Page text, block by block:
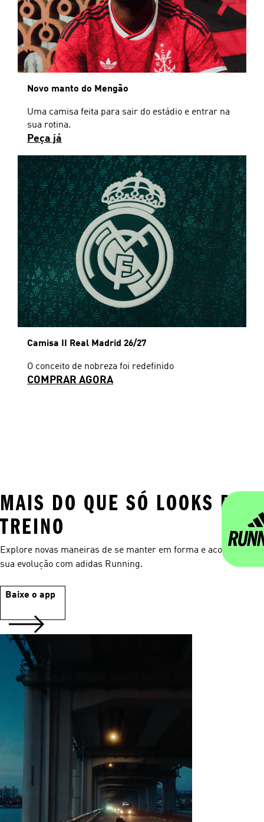
Novo manto do Mengão
Uma camisa feita para sair do estádio e entrar na
sua rotina.
Peça já
Camisa II Real Madrid 26/27
O conceito de nobreza foi redefinido
COMPRAR AGORA
MAIS DO QUE SÓ LOOKS DE
TREINO
Explore novas maneiras de se manter em forma e acompanhar
sua evolução com adidas Running.
Baixe o app